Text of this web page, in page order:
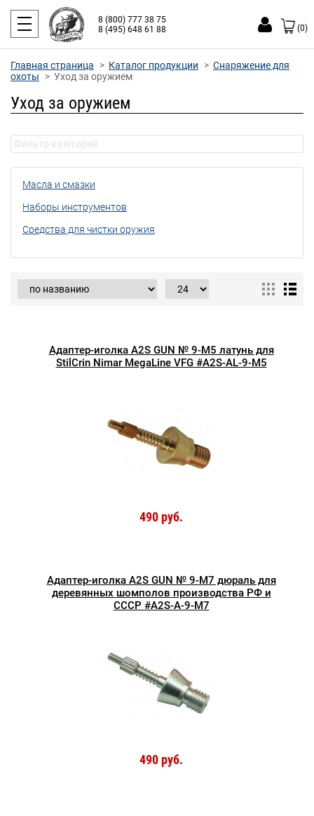
8 (800) 777 38 75
8 (495) 648 61 88
(0)
Главная страница Каталог продукции
Снаряжение для
охоты
Уход за оружием
Уход за оружием
Масла и смазки
Наборы инструментов
Средства для чистки оружия
Адаптер-иголка A2S GUN № 9-M5 латунь для
StilCrin Nimar MegaLine VFG #A2S-AL-9-M5
490 руб.
Адаптер-иголка A2S GUN № 9-M7 дюраль для
деревянных шомполов производства РФ и
СССР #A2S-A-9-M7
490 руб.